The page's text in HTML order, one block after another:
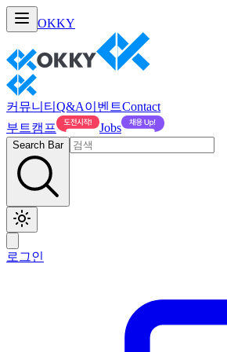
OKKY
커뮤니티 Q&A이벤트Contact
부트캠프
Jobs
Search Bar
로그인